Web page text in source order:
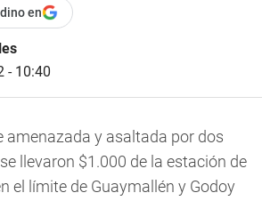
en
- 10:40
amenazada y asaltada por dos
llevaron $1.000 de la estación de
el límite de Guaymallén y Godoy